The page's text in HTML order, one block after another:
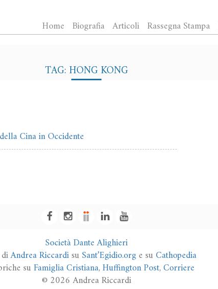
Home Biografia Articoli Rassegna Stampa
TAG: HONG KONG
Cina in Occidente
Società Dante Alighieri
diAndrea RiccardisuSant’Egidio.orge su Cathopedia
suFamiglia Cristiana,Huffington Post,Corriere
© 2026 Andrea Riccardi